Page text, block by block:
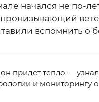
начался не по-
вспомнить о
придет тепло —
и мониторингу